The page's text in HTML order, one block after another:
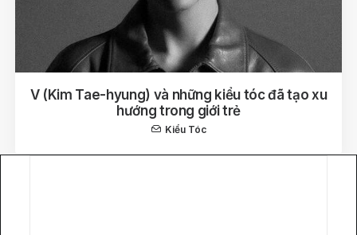
V (Kim Tae-hyung) và những kiểu tóc đã tạo xu
hướng trong giới trẻ
Kiểu Tóc